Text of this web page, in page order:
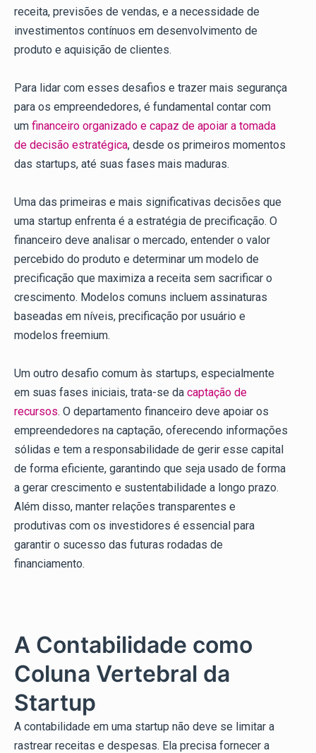
receita, previsões de vendas, e a necessidade de
investimentos contínuos em desenvolvimento de
produto e aquisição de clientes.
Para lidar com esses desafios e trazer mais segurança
para os empreendedores, é fundamental contar com
um financeiro organizado e capaz de apoiar a tomada
de decisão estratégica, desde os primeiros momentos
das startups, até suas fases mais maduras.
Uma das primeiras e mais significativas decisões que
uma startup enfrenta é a estratégia de precificação. O
financeiro deve analisar o mercado, entender o valor
percebido do produto e determinar um modelo de
precificação que maximiza a receita sem sacrificar o
crescimento. Modelos comuns incluem assinaturas
baseadas em níveis, precificação por usuário e
modelos freemium.
Um outro desafio comum às startups, especialmente
em suas fases iniciais, trata-se da captação de
recursos. O departamento financeiro deve apoiar os
empreendedores na captação, oferecendo informações
sólidas e tem a responsabilidade de gerir esse capital
de forma eficiente, garantindo que seja usado de forma
a gerar crescimento e sustentabilidade a longo prazo.
Além disso, manter relações transparentes e
produtivas com os investidores é essencial para
garantir o sucesso das futuras rodadas de
financiamento.
A Contabilidade como
Coluna Vertebral da
Startup
A contabilidade em uma startup não deve se limitar a
rastrear receitas e despesas. Ela precisa fornecer a